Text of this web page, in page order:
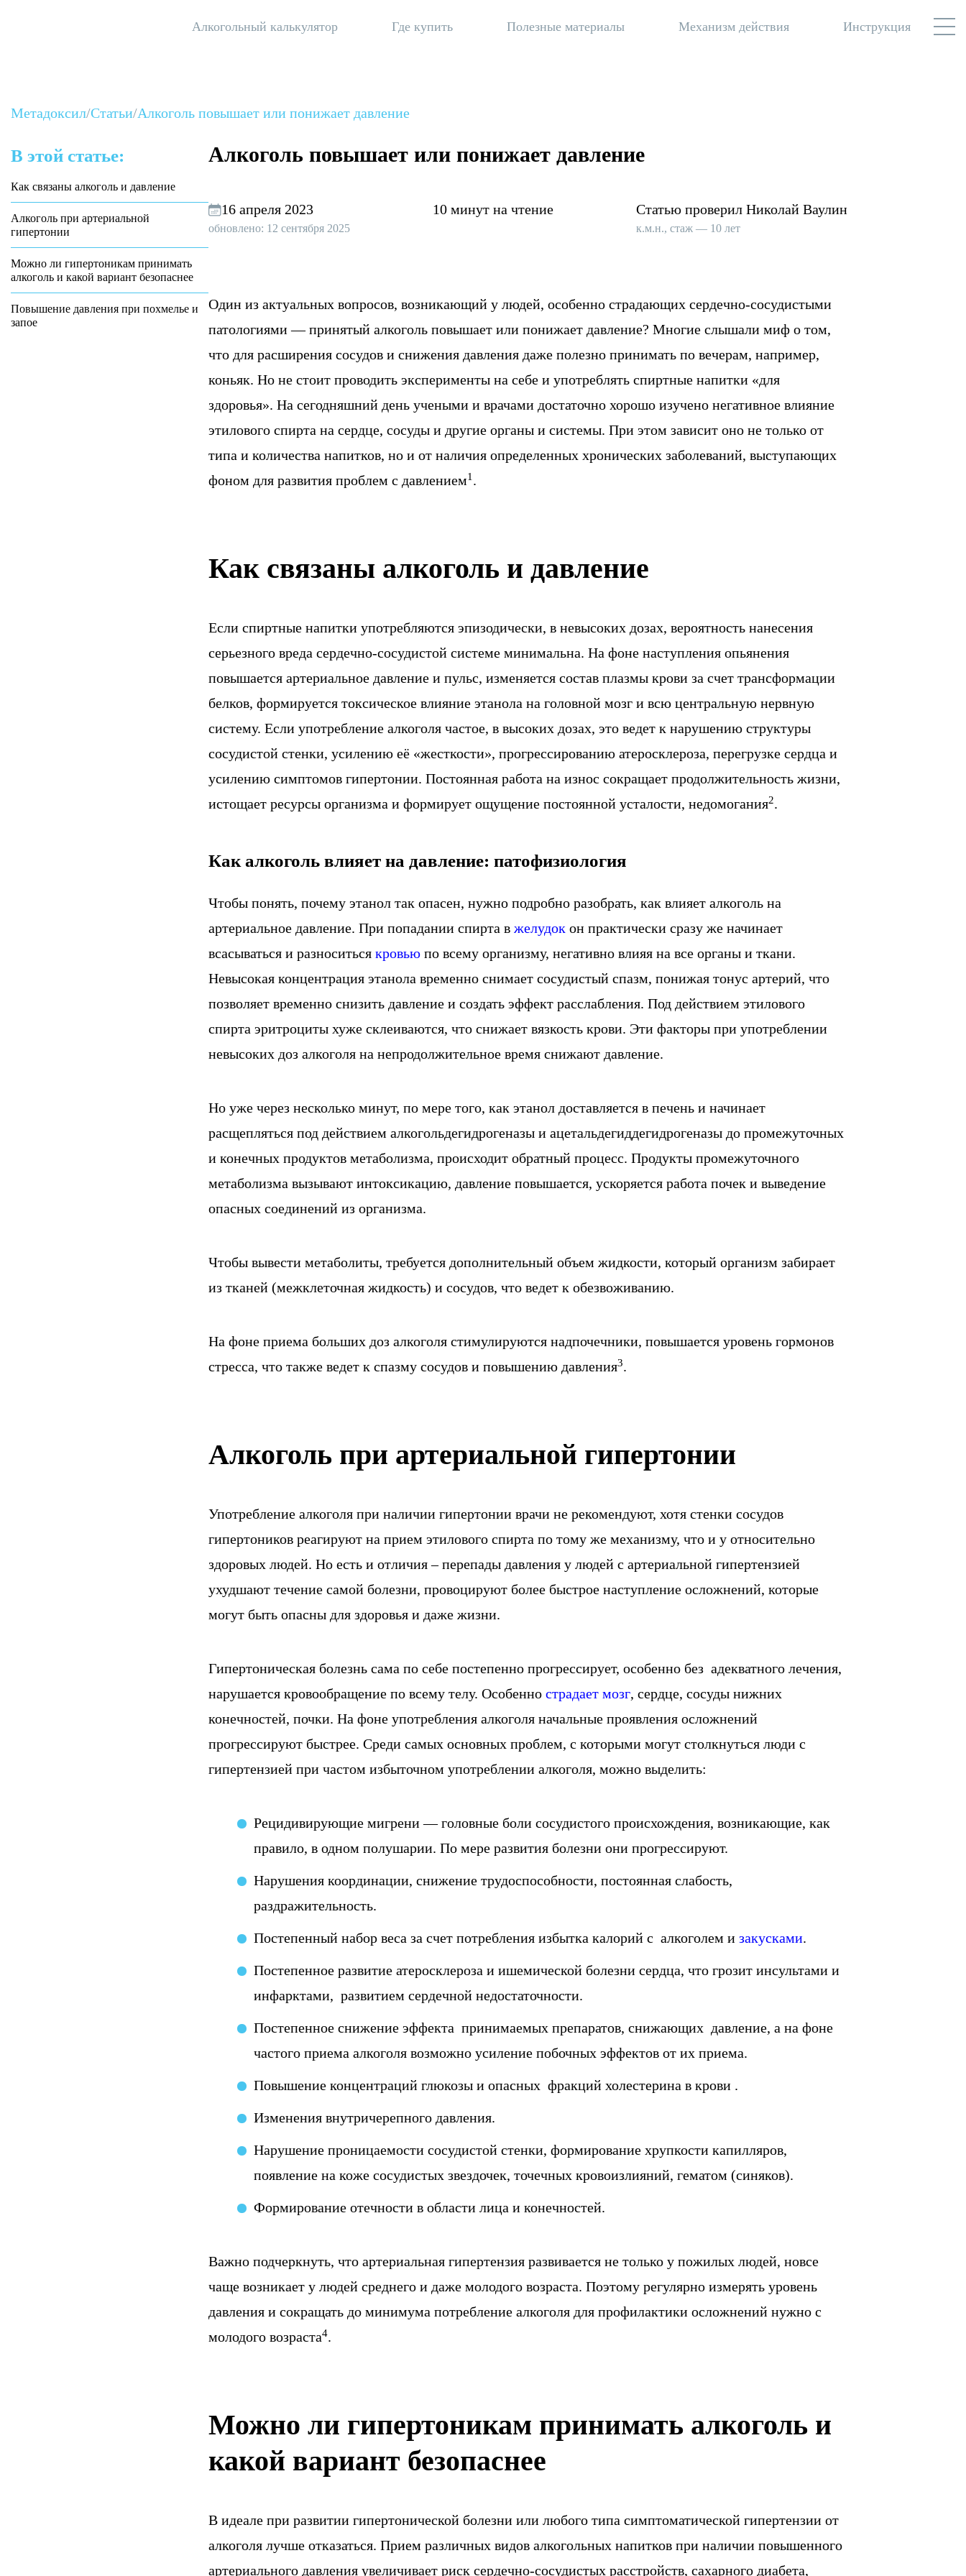
Алкогольный калькулятор Где купить Полезные материалы Механизм действия Инструкция
Метадоксил/Статьи/Алкоголь повышает или понижает давление
В этой статье:
Как связаны алкоголь и давление
Алкоголь при артериальной
гипертонии
Можно ли гипертоникам принимать
алкоголь и какой вариант безопаснее
Повышение давления при похмелье и
запое
Алкоголь повышает или понижает давление
16 апреля 2023
обновлено: 12 сентября 2025
10 минут на чтение Статью проверил Николай Ваулин
к.м.н., стаж — 10 лет
Один из актуальных вопросов, возникающий у людей, особенно страдающих сердечно-сосудистыми
патологиями — принятый алкоголь повышает или понижает давление? Многие слышали миф о том,
что для расширения сосудов и снижения давления даже полезно принимать по вечерам, например,
коньяк. Но не стоит проводить эксперименты на себе и употреблять спиртные напитки «для
здоровья». На сегодняшний день учеными и врачами достаточно хорошо изучено негативное влияние
этилового спирта на сердце, сосуды и другие органы и системы. При этом зависит оно не только от
типа и количества напитков, но и от наличия определенных хронических заболеваний, выступающих
фоном для развития проблем с давлением1 .
Как связаны алкоголь и давление
Если спиртные напитки употребляются эпизодически, в невысоких дозах, вероятность нанесения
серьезного вреда сердечно-сосудистой системе минимальна. На фоне наступления опьянения
повышается артериальное давление и пульс, изменяется состав плазмы крови за счет трансформации
белков, формируется токсическое влияние этанола на головной мозг и всю центральную нервную
систему. Если употребление алкоголя частое, в высоких дозах, это ведет к нарушению структуры
сосудистой стенки, усилению её «жесткости», прогрессированию атеросклероза, перегрузке сердца и
усилению симптомов гипертонии. Постоянная работа на износ сокращает продолжительность жизни,
истощает ресурсы организма и формирует ощущение постоянной усталости, недомогания2.
Как алкоголь влияет на давление: патофизиология
Чтобы понять, почему этанол так опасен, нужно подробно разобрать, как влияет алкоголь на
артериальное давление. При попадании спирта в желудок он практически сразу же начинает
всасываться и разноситься кровью по всему организму, негативно влияя на все органы и ткани.
Невысокая концентрация этанола временно снимает сосудистый спазм, понижая тонус артерий, что
позволяет временно снизить давление и создать эффект расслабления. Под действием этилового
спирта эритроциты хуже склеиваются, что снижает вязкость крови. Эти факторы при употреблении
невысоких доз алкоголя на непродолжительное время снижают давление.
Но уже через несколько минут, по мере того, как этанол доставляется в печень и начинает
расщепляться под действием алкогольдегидрогеназы и ацетальдегиддегидрогеназы до промежуточных
и конечных продуктов метаболизма, происходит обратный процесс. Продукты промежуточного
метаболизма вызывают интоксикацию, давление повышается, ускоряется работа почек и выведение
опасных соединений из организма.
Чтобы вывести метаболиты, требуется дополнительный объем жидкости, который организм забирает
из тканей (межклеточная жидкость) и сосудов, что ведет к обезвоживанию.
На фоне приема больших доз алкоголя стимулируются надпочечники, повышается уровень гормонов
стресса, что также ведет к спазму сосудов и повышению давления3.
Алкоголь при артериальной гипертонии
Употребление алкоголя при наличии гипертонии врачи не рекомендуют, хотя стенки сосудов
гипертоников реагируют на прием этилового спирта по тому же механизму, что и у относительно
здоровых людей. Но есть и отличия – перепады давления у людей с артериальной гипертензией
ухудшают течение самой болезни, провоцируют более быстрое наступление осложнений, которые
могут быть опасны для здоровья и даже жизни.
Гипертоническая болезнь сама по себе постепенно прогрессирует, особенно без адекватного лечения,
нарушается кровообращение по всему телу. Особенно страдает мозг, сердце, сосуды нижних
конечностей, почки. На фоне употребления алкоголя начальные проявления осложнений
прогрессируют быстрее. Среди самых основных проблем, с которыми могут столкнуться люди с
гипертензией при частом избыточном употреблении алкоголя, можно выделить:
Рецидивирующие мигрени — головные боли сосудистого происхождения, возникающие, как
правило, в одном полушарии. По мере развития болезни они прогрессируют.
Нарушения координации, снижение трудоспособности, постоянная слабость,
раздражительность.
Постепенный набор веса за счет потребления избытка калорий с алкоголем и закусками.
Постепенное развитие атеросклероза и ишемической болезни сердца, что грозит инсультами и
инфарктами, развитием сердечной недостаточности.
Постепенное снижение эффекта принимаемых препаратов, снижающих давление, а на фоне
частого приема алкоголя возможно усиление побочных эффектов от их приема.
Повышение концентраций глюкозы и опасных фракций холестерина в крови .
Изменения внутричерепного давления.
Нарушение проницаемости сосудистой стенки, формирование хрупкости капилляров,
появление на коже сосудистых звездочек, точечных кровоизлияний, гематом (синяков).
Формирование отечности в области лица и конечностей.
Важно подчеркнуть, что артериальная гипертензия развивается не только у пожилых людей, новсе
чаще возникает у людей среднего и даже молодого возраста. Поэтому регулярно измерять уровень
давления и сокращать до минимума потребление алкоголя для профилактики осложнений нужно с
молодого возраста4.
Можно ли гипертоникам принимать алкоголь и
какой вариант безопаснее
В идеале при развитии гипертонической болезни или любого типа симптоматической гипертензии от
алкоголя лучше отказаться. Прием различных видов алкогольных напитков при наличии повышенного
артериального давления увеличивает риск сердечно-сосудистых расстройств, сахарного диабета,